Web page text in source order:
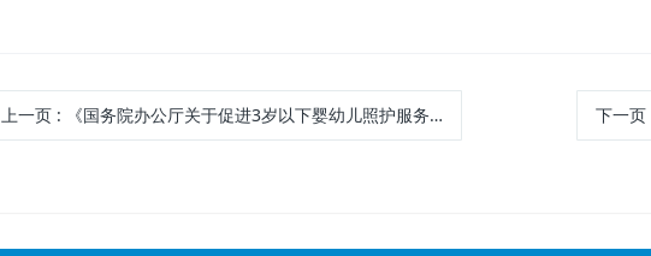
上一页 : 《国务院办公厅关于促进3岁以下婴幼儿照护服务发展的指导意见》 下一页